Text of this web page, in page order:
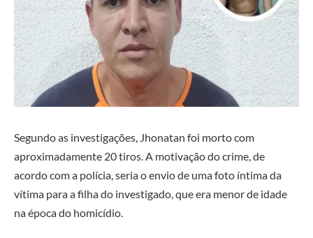
Segundo as investigações, Jhonatan foi morto com
aproximadamente 20 tiros. A motivação do crime, de
acordo com a polícia, seria o envio de uma foto íntima da
vítima para a filha do investigado, que era menor de idade
na época do homicídio.